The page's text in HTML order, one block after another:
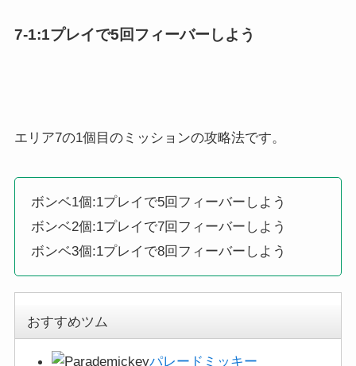
7-1:1プレイで5回フィーバーしよう
エリア7の1個目のミッションの攻略法です。
ボンベ1個:1プレイで5回フィーバーしよう
ボンベ2個:1プレイで7回フィーバーしよう
ボンベ3個:1プレイで8回フィーバーしよう
おすすめツム
パレードミッキー